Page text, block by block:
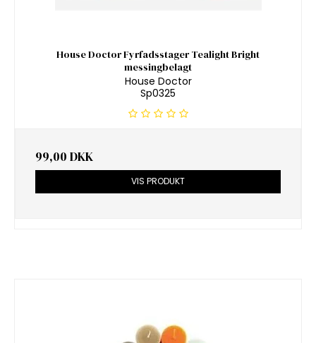
House Doctor Fyrfadsstager Tealight Bright
messingbelagt
House Doctor
Sp0325
99,00 DKK
VIS PRODUKT